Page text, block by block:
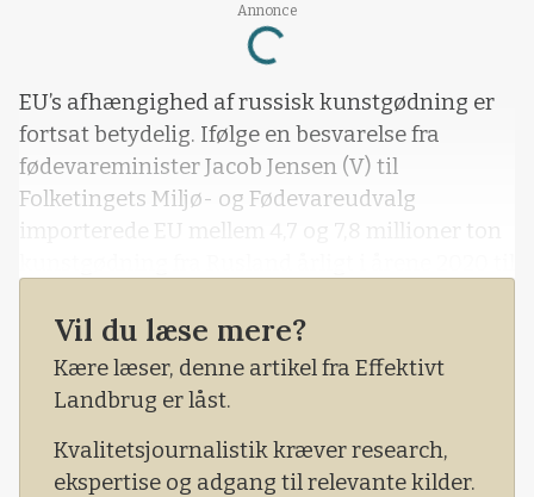
Annonce
Loading...
EU’s afhængighed af russisk kunstgødning er
fortsat betydelig. Ifølge en besvarelse fra
fødevareminister Jacob Jensen (V) til
Folketingets Miljø- og Fødevareudvalg
importerede EU mellem 4,7 og 7,8 millioner ton
- I 2025 er importen til EU foreløbigt på 4,5
millioner ton, svarende til 26 procent af den
samlede import af kunstgødning til EU,
fremgår det af ministerens svar af 25.
september 2025.
Vil du læse mere?
Kære læser, denne artikel fra Effektivt
Landbrug er låst.
Kvalitetsjournalistik kræver research,
ekspertise og adgang til relevante kilder.